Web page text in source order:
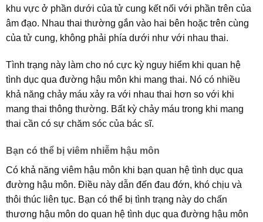
khu vực ở phần dưới của tử cung kết nối với phần trên của
âm đạo. Nhau thai thường gắn vào hai bên hoặc trên cùng
của tử cung, không phải phía dưới như với nhau thai.
Tình trạng này làm cho nó cực kỳ nguy hiểm khi quan hệ
tình dục qua đường hậu môn khi mang thai. Nó có nhiều
khả năng chảy máu xảy ra với nhau thai hơn so với khi
mang thai thông thường. Bất kỳ chảy máu trong khi mang
thai cần có sự chăm sóc của bác sĩ.
Bạn có thể bị viêm nhiễm hậu môn
Có khả năng viêm hậu môn khi bạn quan hệ tình dục qua
đường hậu môn. Điều này dẫn đến đau đớn, khó chịu và
thôi thúc liên tục. Bạn có thể bị tình trạng này do chấn
thương hậu môn do quan hệ tình dục qua đường hậu môn